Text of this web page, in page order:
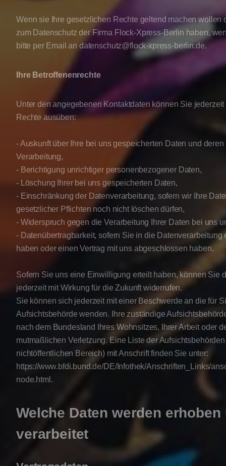
Wenn sie Ihre gesetzlichen Rechte geltend machen wollen
zum Datenschutz der Firma Flock-Xpress-Berlin haben,
bitte per Email an datenschutz@flock-xpress-berlin.de.
Ihre Betroffenenrechte
Unter den angegebenen Kontaktdaten können Sie
Rechte ausüben:
- Auskunft über Ihre bei uns gespeicherten Daten und deren
Verarbeitung,
- Berichtigung unrichtiger personenbezogener Daten,
- Löschung Ihrer bei uns gespeicherten Daten,
- Einschränkung der Datenverarbeitung, sofern wir Ihre
gesetzlicher Pflichten noch nicht löschen dürfen,
- Widerspruch gegen die Verarbeitung Ihrer Daten bei uns
- Datenübertragbarkeit, sofern Sie in die Datenverarbeitung
haben oder einen Vertrag mit uns abgeschlossen haben.
Sofern Sie uns eine Einwilligung erteilt haben, können Sie
jederzeit mit Wirkung für die Zukunft widerrufen.
Sie können sich jederzeit mit einer Beschwerde an die für
Aufsichtsbehörde wenden. Ihre zuständige
nach dem Bundesland Ihres Wohnsitzes, Ihrer Arbeit oder
mutmaßlichen Verletzung. Eine Liste der
nichtöffentlichen Bereich) mit Anschrift finden Sie unter:
https://www.bfdi.bund.de/DE/Infothek/Anschriften_Links/
node.html.
Welche Daten werden erhoben
verarbeitet